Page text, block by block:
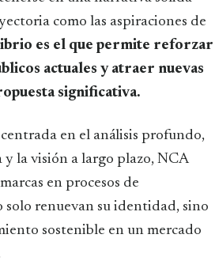
como las aspiraciones de
es el que permite reforzar
actuales y atraer nuevas
significativa.
en el análisis profundo,
la visión a largo plazo, NCA
en procesos de
renuevan su identidad, sino
sostenible en un mercado